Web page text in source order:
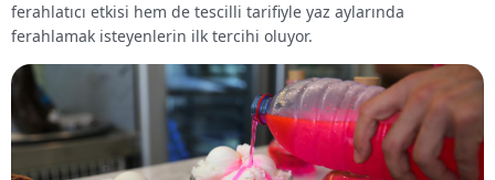
ferahlatıcı etkisi hem de tescilli tarifiyle yaz aylarında
ferahlamak isteyenlerin ilk tercihi oluyor.